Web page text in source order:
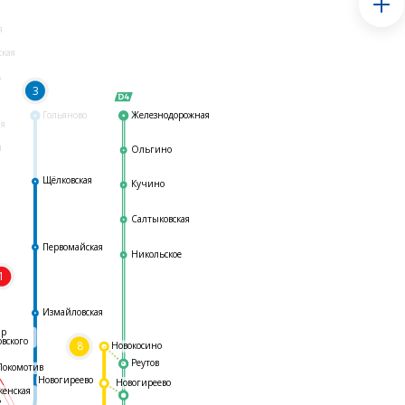
Гольяново
3
8
Железнодорожная
Ольгино
Кучино
Салтыковская
Никольское
Реутов
Измайловская
Первомайская
Щёлковская
Новогиреево
Новогиреево
Новокосино